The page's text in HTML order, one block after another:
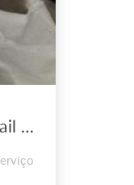
Serviço De Cokitail Bar Man